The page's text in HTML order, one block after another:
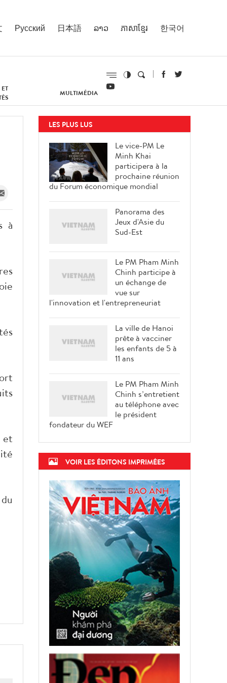
Русский 日本語 ລາວ ភាសាខ្មែរ 한국어
MULTIMÉDIA
à
et
LES PLUS LUS
Le vice-PM Le
Minh Khai
participera à la
prochaine réunion
du Forum économique mondial
Panorama des
Jeux d'Asie du
Sud-Est
Le PM Pham Minh
Chinh participe à
un échange de
vue sur
l'innovation et l'entrepreneuriat
La ville de Hanoi
prête à vacciner
les enfants de 5 à
11 ans
Le PM Pham Minh
Chinh s’entretient
au téléphone avec
le président
fondateur du WEF
VOIR LES ÉDITONS IMPRIMÉES